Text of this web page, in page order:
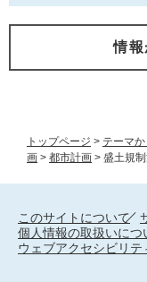
トップページ > テーマ
画 > 都市計画 > 盛土規
情
このサイトについて
個人情報の取扱いにつ
ウェブアクセシビリテ